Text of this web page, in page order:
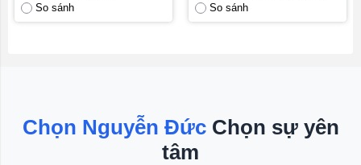
Bảo hành 12 tháng, đổi mới
trong 30 ngày đầu.
So sánh
trong 15 ngày đầu.
Cam kết hài lòng khách hàng.
So sánh
Chọn Nguyễn Đức Chọn sự yên
tâm